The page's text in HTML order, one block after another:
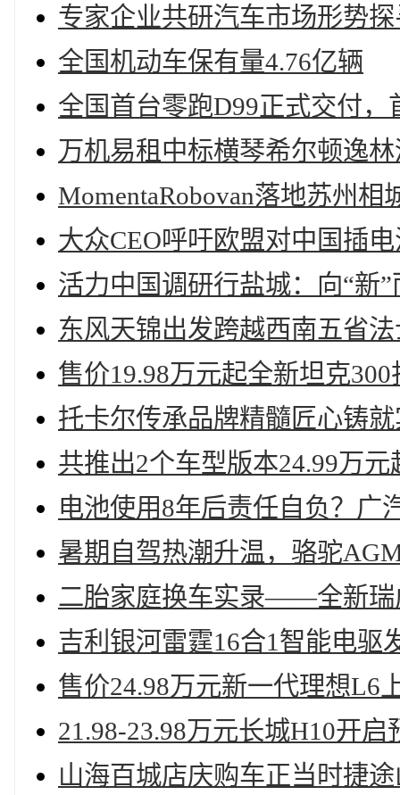
专家企业共研汽车市场形势
全国机动车保有量4.76亿辆
全国首台零跑D99正式交付
万机易租中标横琴希尔顿逸
MomentaRobovan落地苏州
大众CEO呼吁欧盟对中国插
活力中国调研行盐城：向“新”
东风天锦出发跨越西南五省
售价19.98万元起全新坦克
托卡尔传承品牌精髓匠心铸
共推出2个车型版本24.99万
电池使用8年后责任自负？广
暑期自驾热潮升温，骆驼
二胎家庭换车实录——全新瑞
吉利银河雷霆16合1智能电驱
售价24.98万元新一代理想L6
21.98-23.98万元长城H10开启
山海百城店庆购车正当时捷